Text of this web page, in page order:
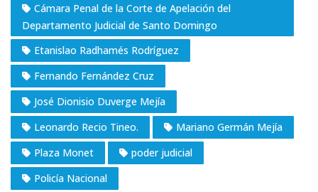
Cámara Penal de la Corte de Apelación del
Departamento Judicial de Santo Domingo
Etanislao Radhamés Rodríguez
Fernando Fernández Cruz
José Dionisio Duverge Mejía
Leonardo Recio Tineo.
Mariano Germán Mejía
Plaza Monet
poder judicial
Policía Nacional